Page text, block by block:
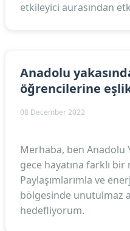
etkileyici aurasından
Anadolu
öğrencilerine
08 December 2022
Merhaba, ben Anadolu
gece hayatına farklı
Paylaşımlarımla ve
bölgesinde unutulmaz
hedefliyorum.